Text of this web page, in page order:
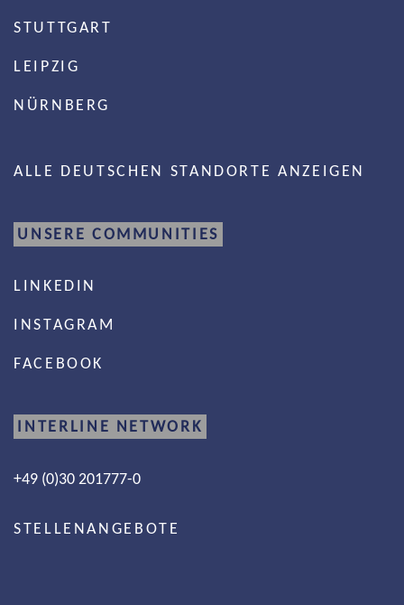
STUTTGART
LEIPZIG
NÜRNBERG
ALLE DEUTSCHEN STANDORTE ANZEIGEN
UNSERE COMMUNITIES
LINKEDIN
INSTAGRAM
FACEBOOK
INTERLINE NETWORK
+49 (0)30 201777-0
STELLENANGEBOTE